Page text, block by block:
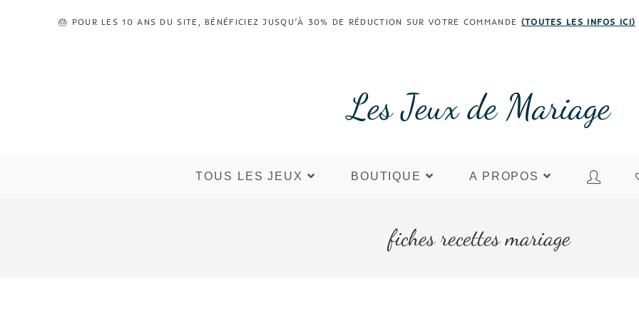
🎂 POUR LES 10 ANS DU SITE, BÉNÉFICIEZ JUSQU’À 30% DE RÉDUCTION SUR VOTRE COMMANDE (TOUTES LES INFOS ICI)
Les Jeux de Mariage
TOUS LES JEUX BOUTIQUE A PROPOS
fiches recettes mariage